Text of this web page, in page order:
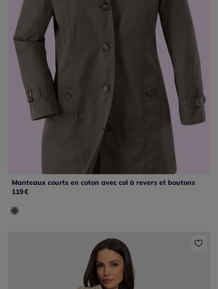
Manteaux courts en coton avec col à revers et boutons
119€